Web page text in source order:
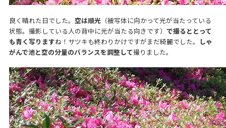
良く晴れた日でした。 空は順光（被写体に向かって光が当たっている
状態。撮影している人の背中に光が当たる向きです） で撮るととって
も青く写りますね！サツキも終わりかけですがまだ綺麗でした。
しゃ
がんで池と空の分量のバランスを調整して撮りました。